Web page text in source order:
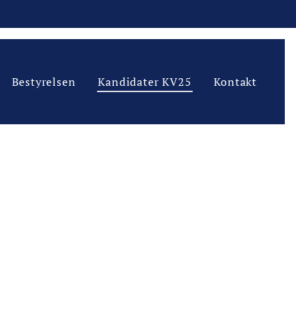
Bestyrelsen Kandidater KV25 Kontakt